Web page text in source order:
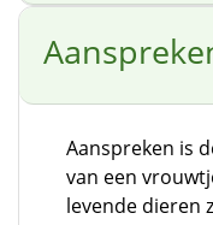
Aanspreken is
van een
levende dieren